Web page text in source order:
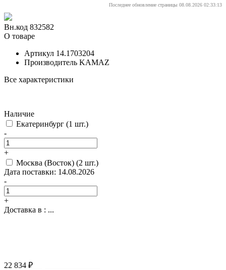
Последнее обновление страницы 08.08.2026 02:33:13
Вн.код 832582
О товаре
Артикул 14.1703204
Производитель KAMAZ
Все характеристики
Наличие
Екатеринбург (1 шт.)
-
+
Москва (Восток) (2 шт.)
Дата поставки: 14.08.2026
-
+
Доставка в : ...
22 834 ₽